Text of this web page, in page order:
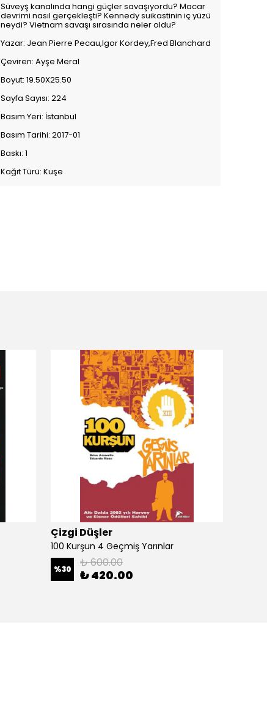
Süveyş kanalında hangi güçler savaşıyordu? Macar
devrimi nasıl gerçekleşti? Kennedy suikastinin iç yüzü
neydi? Vietnam savaşı sırasında neler oldu?
Yazar: Jean Pierre Pecau,Igor Kordey,Fred Blanchard
Çeviren: Ayşe Meral
Boyut: 19.50X25.50
Sayfa Sayısı: 224
Basım Yeri: İstanbul
Basım Tarihi: 2017-01
Baskı: 1
Kağıt Türü: Kuşe
Çizgi Düşler
100 Kurşun 4 Geçmiş Yarınlar
%30 ₺ 600.00
₺ 420.00